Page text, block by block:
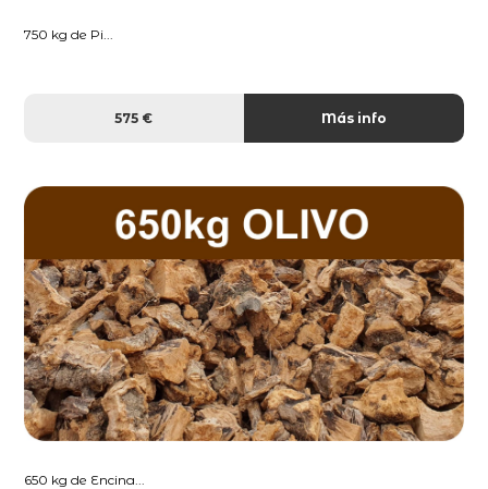
750 kg de Pi...
575 € Más info
650 kg de Encina...